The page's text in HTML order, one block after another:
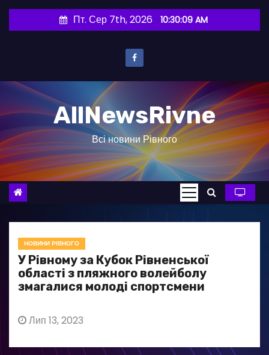
и
о
в
Пт. Сер 7th, 2026 10:30:10 AM
AllNewsRivne
Всі новини Рівного
НОВИНИ РІВНОГО
У Рівному за Кубок Рівненської
області з пляжного волейболу
змагалися молоді спортсмени
Лип 13, 2023